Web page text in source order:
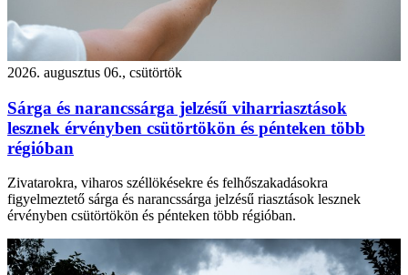
2026. augusztus 06., csütörtök
Sárga és narancssárga jelzésű viharriasztások
lesznek érvényben csütörtökön és pénteken több
régióban
Zivatarokra, viharos széllökésekre és felhőszakadásokra
figyelmeztető sárga és narancssárga jelzésű riasztások lesznek
érvényben csütörtökön és pénteken több régióban.